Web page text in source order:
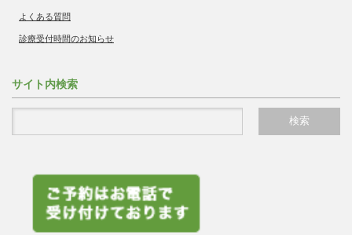
よくある質問
診療受付時間のお知らせ
サイト内検索